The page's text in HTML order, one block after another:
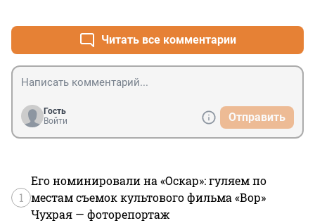
Читать все комментарии
Гость
Войти
Отправить
1
Его номинировали на «Оскар»: гуляем по
местам съемок культового фильма «Вор»
Чухрая — фоторепортаж